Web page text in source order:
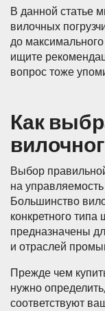
В данной статье
вилочных
до
ищите
вопрос тоже
Как
Выбор
на
Большинство
конкретного
предназначены
и отраслей
Прежде чем
нужно
соответствуют